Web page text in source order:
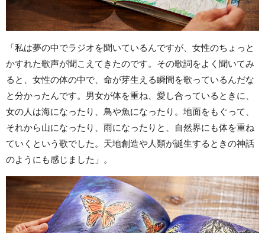
「私は夢の中でラジオを聞いているんですが、女性のちょっと
かすれた歌声が聞こえてきたのです。その歌詞をよく聞いてみ
ると、女性の体の中で、命が芽生える瞬間を歌っているんだな
と分かったんです。男女が体を重ね、愛し合っているときに、
女の人は海になったり、鳥や魚になったり。地面をもぐって、
それから山になったり、雨になったりと、自然界にも体を重ね
ていくという歌でした。天地創造や人類が誕生するときの神話
のようにも感じました」。